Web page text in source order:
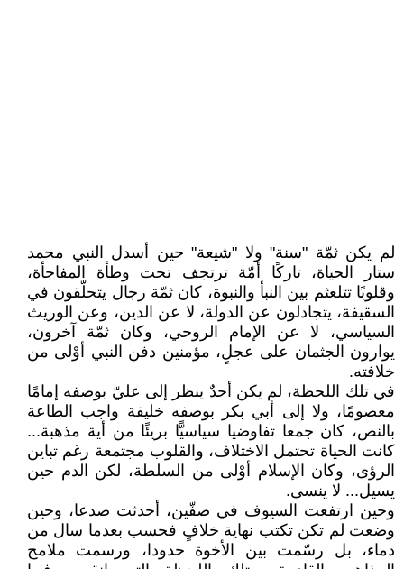
لم يكن ثمّة "سنة" ولا "شيعة" حين أسدل النبي محمد
ستار الحياة، تاركًا أمّة ترتجف تحت وطأة المفاجأة،
وقلوبًا تتلعثم بين النبأ والنبوة، كان ثمّة رجال يتحلّقون في
السقيفة، يتجادلون عن الدولة، لا عن الدين، وعن الوريث
السياسي، لا عن الإمام الروحي، وكان ثمّة آخرون،
يوارون الجثمان على عجلٍ، مؤمنين دفن النبي أوْلى من
خلافته.
في تلك اللحظة، لم يكن أحدٌ ينظر إلى عليّ بوصفه إمامًا
معصومًا، ولا إلى أبي بكر بوصفه خليفة واجب الطاعة
بالنص، كان جمعا تفاوضيا سياسيًّا بريئًا من أية مذهبة...
كانت الحياة تحتمل الاختلاف، والقلوب مجتمعة رغم تباين
الرؤى، وكان الإسلام أوْلى من السلطة، لكن الدم حين
يسيل... لا ينسى.
وحين ارتفعت السيوف في صفّين، أحدثت صدعا، وحين
وضعت لم تكن تكتب نهاية خلافٍ فحسب بعدما سال من
دماء، بل رسّمت بين الأخوة حدودا، ورسمت ملامح